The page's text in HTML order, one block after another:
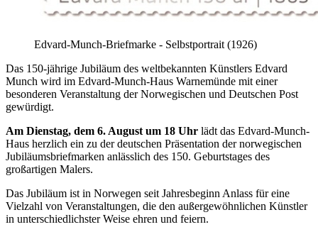
Edvard-Munch-Briefmarke - Selbstportrait (1926)
Das 150-jährige Jubiläum des weltbekannten Künstlers Edvard
Munch wird im Edvard-Munch-Haus Warnemünde mit einer
besonderen Veranstaltung der Norwegischen und Deutschen Post
gewürdigt.
Am Dienstag, dem 6. August um 18 Uhr lädt das Edvard-Munch-
Haus herzlich ein zu der deutschen Präsentation der norwegischen
Jubiläumsbriefmarken anlässlich des 150. Geburtstages des
großartigen Malers.
Das Jubiläum ist in Norwegen seit Jahresbeginn Anlass für eine
Vielzahl von Veranstaltungen, die den außergewöhnlichen Künstler
in unterschiedlichster Weise ehren und feiern.